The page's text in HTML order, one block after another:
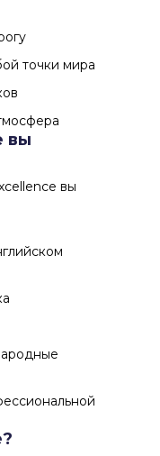
точки мира
вы
вы